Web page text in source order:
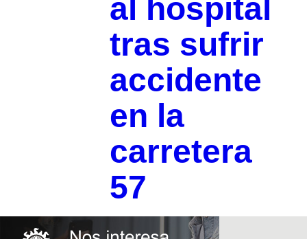
al hospital
tras sufrir
accidente
en la
carretera
57